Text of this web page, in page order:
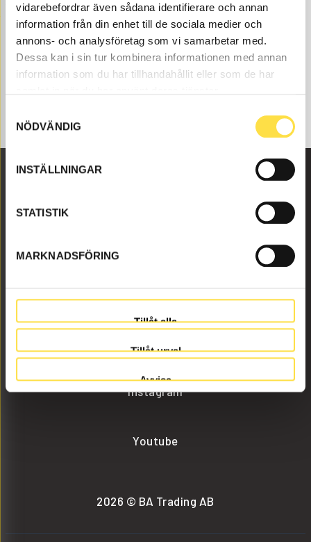
vidarebefordrar även sådana identifierare och annan
information från din enhet till de sociala medier och
annons- och analysföretag som vi samarbetar med.
Dessa kan i sin tur kombinera informationen med annan
information som du har tillhandahållit eller som de har
NÖDVÄNDIG
INSTÄLLNINGAR
STATISTIK
MARKNADSFÖRING
Tillåt alla
Tillåt urval
Avvisa
Volvo dumper BM 860S.
info@batrading.se
+46 (0) 152-32500
Instagram
Youtube
2026 © BA Trading AB